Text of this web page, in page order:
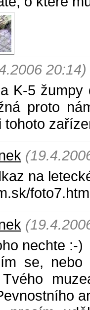
20:14)
K-5
proto
tohoto
na
foto7.htm
nechte :-)
se,
Tvého